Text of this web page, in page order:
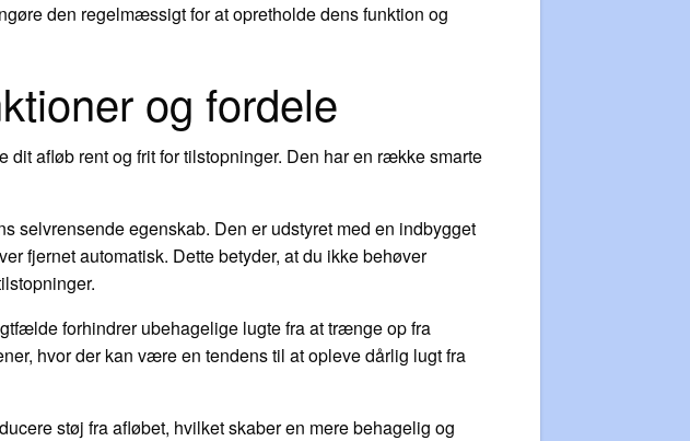
den regelmæssigt for at opretholde dens funktion og
og fordele
afløb rent og frit for tilstopninger. Den har en række smarte
selvrensende egenskab. Den er udstyret med en indbygget
fjernet automatisk. Dette betyder, at du ikke behøver
forhindrer ubehagelige lugte fra at trænge op fra
hvor der kan være en tendens til at opleve dårlig lugt fra
støj fra afløbet, hvilket skaber en mere behagelig og